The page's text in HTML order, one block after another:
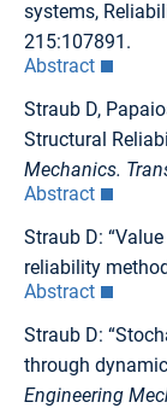
systems,
215:107891.
Abstract
Straub D,
Structural
Mechanics.
Abstract
Straub D:
reliability
Abstract
Straub D:
through
Engineering